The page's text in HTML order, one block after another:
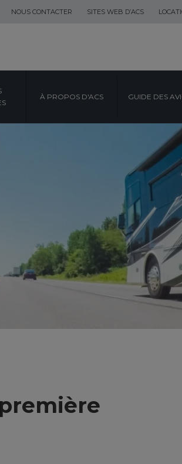
NOUS CONTACTER SITES WEB D’ACS
À PROPOS D'ACS GUIDE DES